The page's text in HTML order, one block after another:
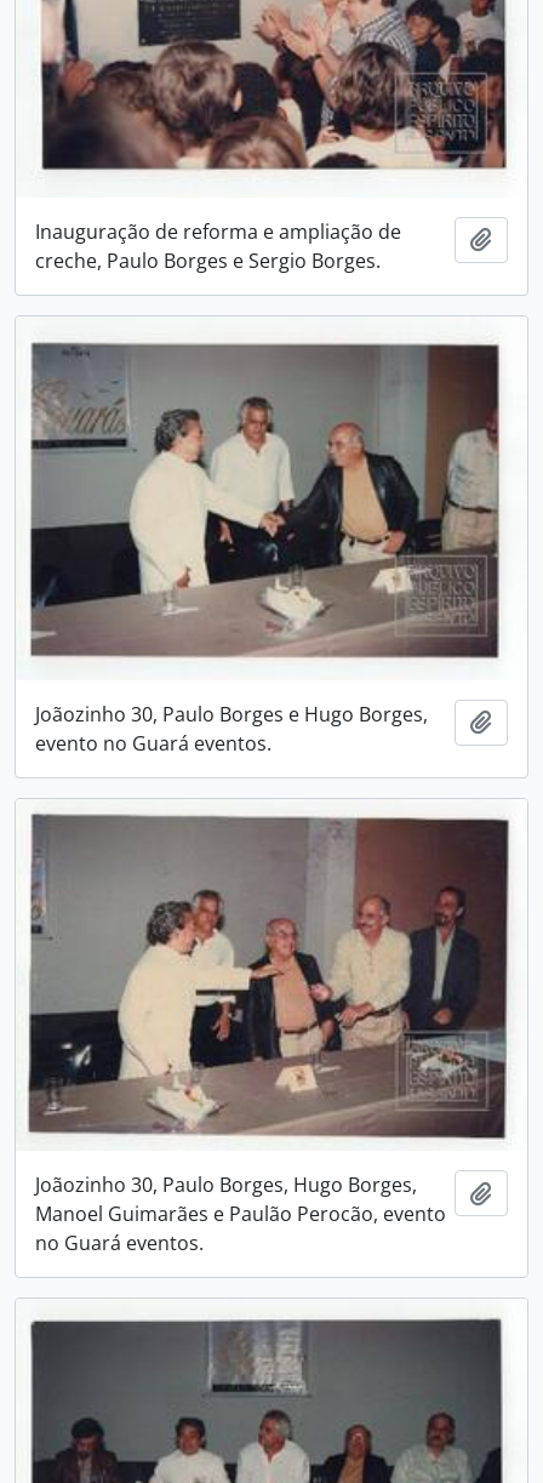
Inauguração de reforma e ampliação de
creche, Paulo Borges e Sergio Borges.
Joãozinho 30, Paulo Borges e Hugo Borges,
evento no Guará eventos.
Joãozinho 30, Paulo Borges, Hugo Borges,
Manoel Guimarães e Paulão Perocão, evento
no Guará eventos.